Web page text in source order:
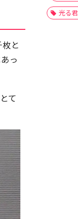
と
っ
て
光る